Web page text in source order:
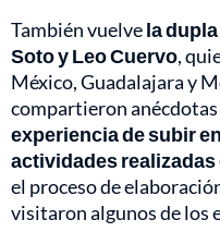
También vuelvela
Soto y Leo Cuervo,
México, Guadalajara y
compartieron anécdotas
experiencia de subir
actividades realizadas
el proceso de
visitaron algunos de los